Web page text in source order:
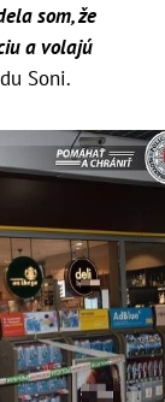
som, že
a volajú
Soni.